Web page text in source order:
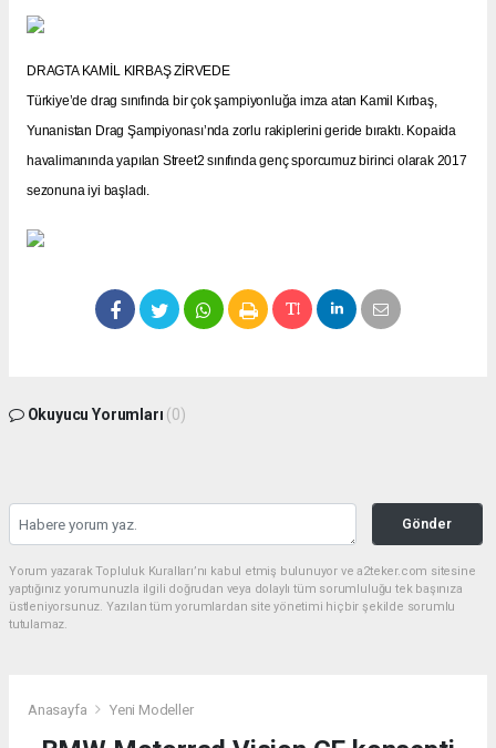
DRAGTA KAMİL KIRBAŞ ZİRVEDE
Türkiye’de drag sınıfında bir çok şampiyonluğa imza atan Kamil Kırbaş,
Yunanistan Drag Şampiyonası’nda zorlu rakiplerini geride bıraktı. Kopaida
havalimanında yapılan Street2 sınıfında genç sporcumuz birinci olarak 2017
sezonuna iyi başladı.
Okuyucu Yorumları (0)
Gönder
Yorum yazarak Topluluk Kuralları’nı kabul etmiş bulunuyor ve a2teker.com sitesine
yaptığınız yorumunuzla ilgili doğrudan veya dolaylı tüm sorumluluğu tek başınıza
üstleniyorsunuz. Yazılan tüm yorumlardan site yönetimi hiçbir şekilde sorumlu
tutulamaz.
Anasayfa Yeni Modeller